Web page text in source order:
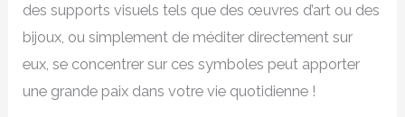
des supports visuels tels que des œuvres d’art ou des
bijoux, ou simplement de méditer directement sur
eux, se concentrer sur ces symboles peut apporter
une grande paix dans votre vie quotidienne !